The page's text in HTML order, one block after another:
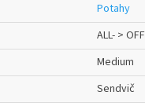
Potahy
ALL- > OFF
Medium
Sendvič